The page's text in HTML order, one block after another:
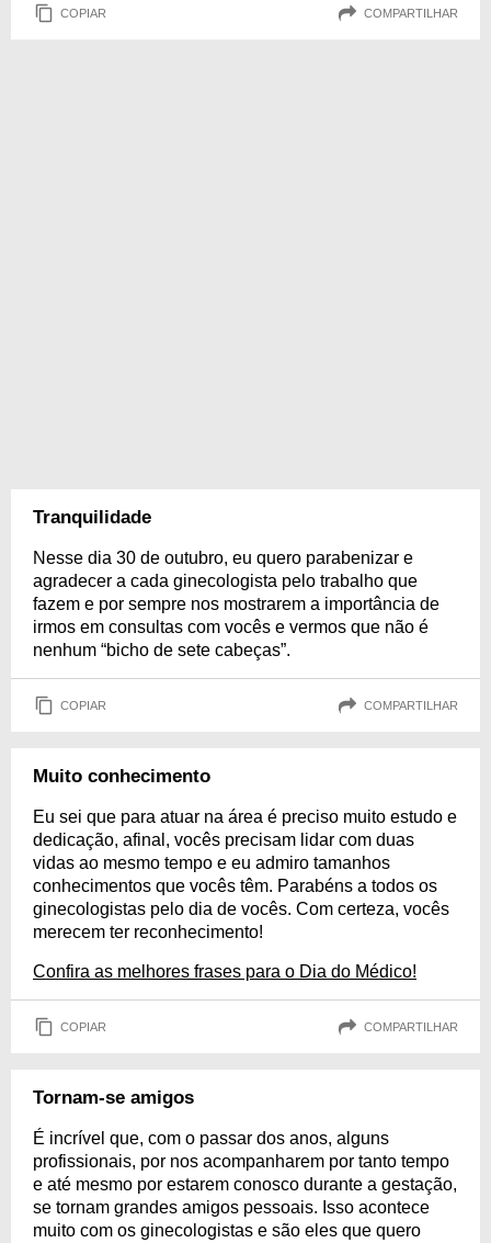
COPIAR COMPARTILHAR
Tranquilidade
Nesse dia 30 de outubro, eu quero parabenizar e
agradecer a cada ginecologista pelo trabalho que
fazem e por sempre nos mostrarem a importância de
irmos em consultas com vocês e vermos que não é
nenhum “bicho de sete cabeças”.
COPIAR COMPARTILHAR
Muito conhecimento
Eu sei que para atuar na área é preciso muito estudo e
dedicação, afinal, vocês precisam lidar com duas
vidas ao mesmo tempo e eu admiro tamanhos
conhecimentos que vocês têm. Parabéns a todos os
ginecologistas pelo dia de vocês. Com certeza, vocês
merecem ter reconhecimento!
Confira as melhores frases para o Dia do Médico!
COPIAR COMPARTILHAR
Tornam-se amigos
É incrível que, com o passar dos anos, alguns
profissionais, por nos acompanharem por tanto tempo
e até mesmo por estarem conosco durante a gestação,
se tornam grandes amigos pessoais. Isso acontece
muito com os ginecologistas e são eles que quero